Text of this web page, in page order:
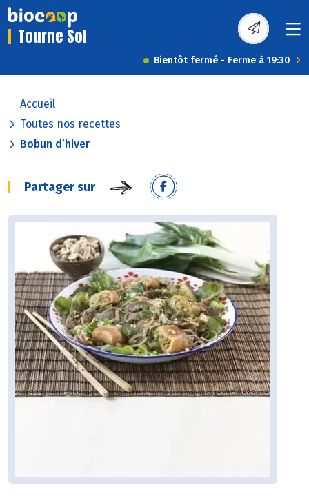
Tourne Sol
Bientôt fermé - Ferme à 19:30
Accueil
Toutes nos recettes
Bobun d’hiver
Partager sur